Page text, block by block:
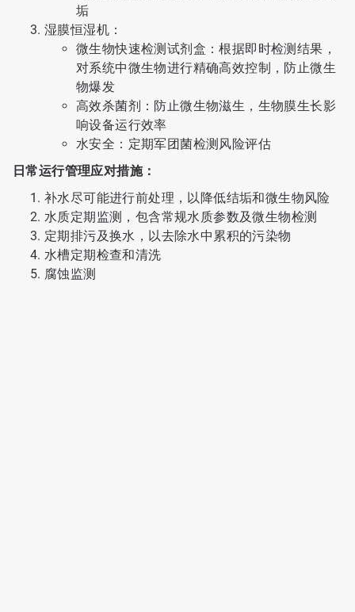
垢
湿膜恒湿机：
微生物快速检测试剂盒：根据即时检测结果，
对系统中微生物进行精确高效控制，防止微生
物爆发
高效杀菌剂：防止微生物滋生，生物膜生长影
响设备运行效率
水安全：定期军团菌检测风险评估
日常运行管理应对措施：
补水尽可能进行前处理，以降低结垢和微生物风险
水质定期监测，包含常规水质参数及微生物检测
定期排污及换水，以去除水中累积的污染物
水槽定期检查和清洗
腐蚀监测